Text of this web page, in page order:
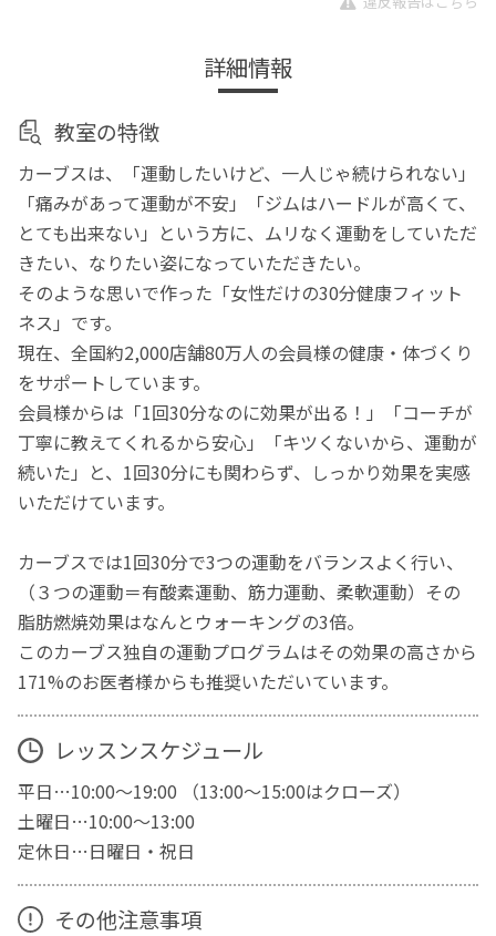
詳細情報
教室の特徴
カーブスは、「運動したいけど、一人じゃ続けられない」
「痛みがあって運動が不安」「ジムはハードルが高くて、
とても出来ない」という方に、ムリなく運動をしていただ
きたい、なりたい姿になっていただきたい。
そのような思いで作った「女性だけの30分健康フィット
ネス」です。
現在、全国約2,000店舗80万人の会員様の健康・体づくり
をサポートしています。
会員様からは「1回30分なのに効果が出る！」「コーチが
丁寧に教えてくれるから安心」「キツくないから、運動が
続いた」と、1回30分にも関わらず、しっかり効果を実感
いただけています。
カーブスでは1回30分で3つの運動をバランスよく行い、
（３つの運動＝有酸素運動、筋力運動、柔軟運動）その
脂肪燃焼効果はなんとウォーキングの3倍。
このカーブス独自の運動プログラムはその効果の高さから
171%のお医者様からも推奨いただいています。
レッスンスケジュール
平日…10:00～19:00 （13:00～15:00はクローズ）
土曜日…10:00～13:00
定休日…日曜日・祝日
その他注意事項